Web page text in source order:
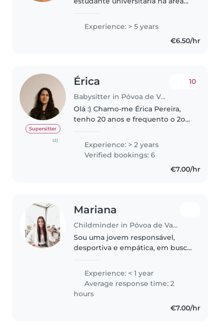
gosto em trabalhar com crianças
e acredito que cada momento
com elas é uma oportunidade de
Experience: > 5 years
€6.50/hr
Supersitter
(2)
Érica
Babysitter in Póvoa de Varzim
10
Olá :) Chamo-me Érica Pereira,
tenho 20 anos e frequento o 2o
faculdade de farmácia da
universidade do porto. Sou uma
pessoa responsável e dedicada,..
Experience: > 2 years
Verified bookings: 6
€7.00/hr
Mariana
Childminder in Póvoa de Varzim
Sou uma jovem responsável,
desportiva e empática, em busca
cuidar das suas crianças. Tenho
formação em Serviço Social e
estou a estudar Gerontologia
Social..
Experience: < 1 year
Average response time: 2
hours
€7.00/hr